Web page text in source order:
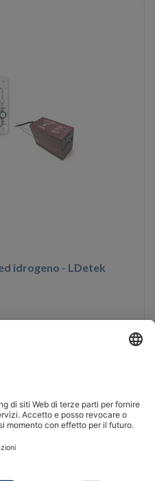
idrogeno - LDetek